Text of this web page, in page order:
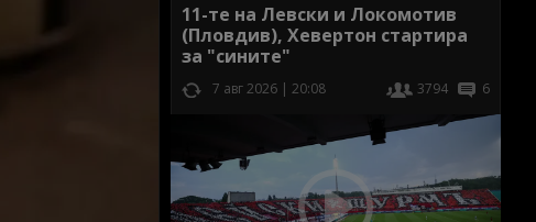
11-те на Левски и Локомотив
(Пловдив), Хевертон стартира
за "сините"
7 авг 2026 | 20:08 3794 6